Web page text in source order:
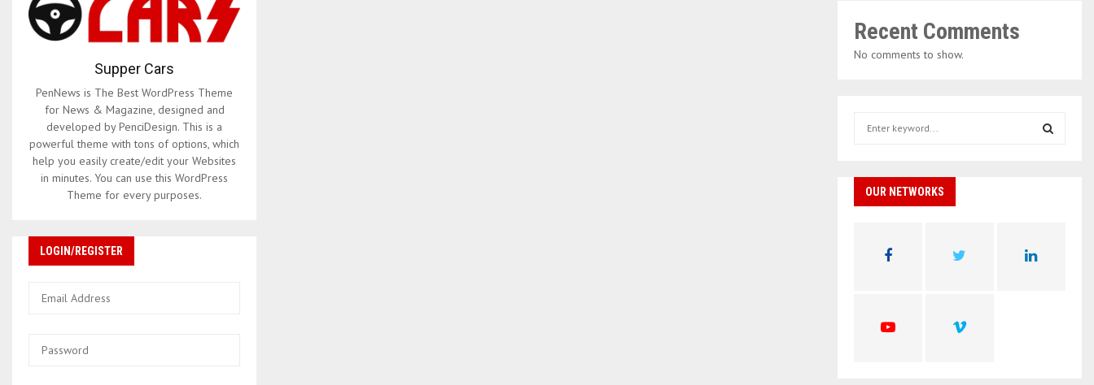
Supper Cars
PenNews is The Best WordPress Theme
for News & Magazine, designed and
developed by PenciDesign. This is a
powerful theme with tons of options, which
help you easily create/edit your Websites
in minutes. You can use this WordPress
Theme for every purposes.
LOGIN/REGISTER
Recent Comments
No comments to show.
h
OUR NETWORKS